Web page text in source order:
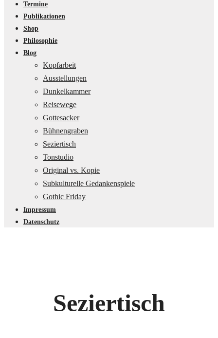
Termine
Publikationen
Shop
Philosophie
Blog
Kopfarbeit
Ausstellungen
Dunkelkammer
Reisewege
Gottesacker
Bühnengraben
Seziertisch
Tonstudio
Original vs. Kopie
Subkulturelle Gedankenspiele
Gothic Friday
Impressum
Datenschutz
Seziertisch